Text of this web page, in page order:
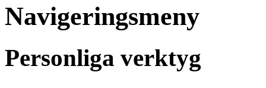
Navigeringsmeny
Personliga verktyg